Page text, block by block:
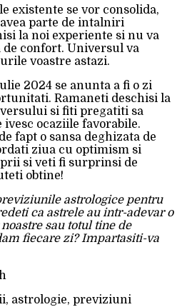
existente se vor consolida,
parte de intalniri
la noi experiente si nu va
confort. Universul va
voastre astazi.
2024 se anunta a fi o zi
Ramaneti deschisi la
si fiti pregatiti sa
ocaziile favorabile.
fapt o sansa deghizata de
ziua cu optimism si
si veti fi surprinsi de
obtine!
astrologice pentru
ca astrele au intr-adevar o
sau totul tine de
fiecare zi? Impartasiti-va
astrologie, previziuni